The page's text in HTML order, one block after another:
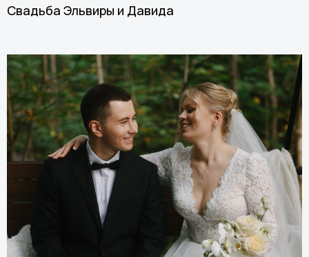
Свадьба Эльвиры и Давида